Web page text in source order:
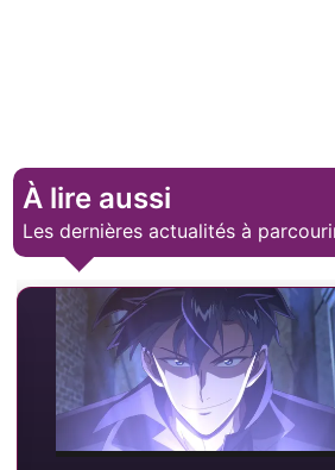
À lire aussi
Les dernières actualités à